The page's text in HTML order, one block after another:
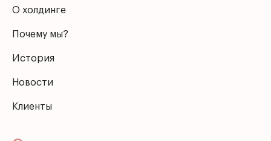
О холдинге
Почему мы?
История
Новости
Клиенты